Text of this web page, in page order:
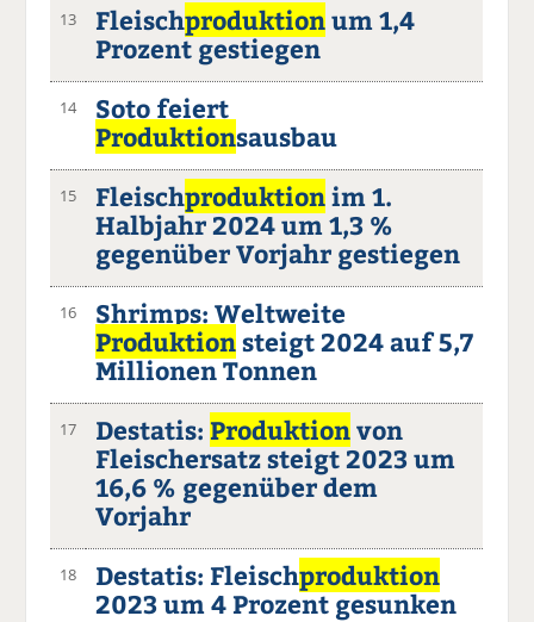
13 Fleischproduktionum 1,4
Prozent gestiegen
14
Soto feiert
Produktionsausbau
15 Fleischproduktionim 1.
Halbjahr 2024 um 1,3 %
gegenüber Vorjahr gestiegen
16
Shrimps: Weltweite
Produktionsteigt 2024 auf 5,7
Millionen Tonnen
17 Destatis:Produktionvon
Fleischersatz steigt 2023 um
16,6 % gegenüber dem
Vorjahr
18 Destatis: Fleischproduktion
2023 um 4 Prozent gesunken